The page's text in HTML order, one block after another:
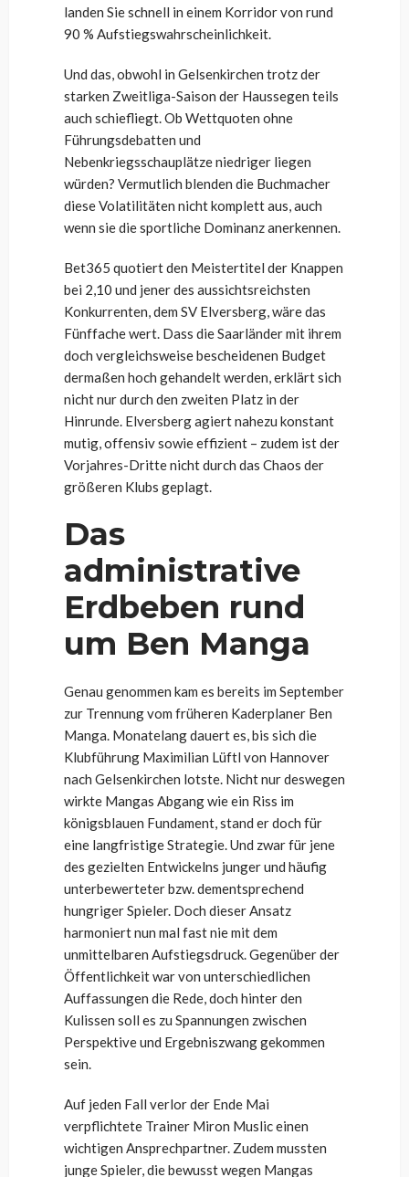
landen Sie schnell in einem Korridor von rund
90 % Aufstiegswahrscheinlichkeit.
Und das, obwohl in Gelsenkirchen trotz der
starken Zweitliga-Saison der Haussegen teils
auch schiefliegt. Ob Wettquoten ohne
Führungsdebatten und
Nebenkriegsschauplätze niedriger liegen
würden? Vermutlich blenden die Buchmacher
diese Volatilitäten nicht komplett aus, auch
wenn sie die sportliche Dominanz anerkennen.
Bet365 quotiert den Meistertitel der Knappen
bei 2,10 und jener des aussichtsreichsten
Konkurrenten, dem SV Elversberg, wäre das
Fünffache wert. Dass die Saarländer mit ihrem
doch vergleichsweise bescheidenen Budget
dermaßen hoch gehandelt werden, erklärt sich
nicht nur durch den zweiten Platz in der
Hinrunde. Elversberg agiert nahezu konstant
mutig, offensiv sowie effizient – zudem ist der
Vorjahres-Dritte nicht durch das Chaos der
größeren Klubs geplagt.
Das
administrative
Erdbeben rund
um Ben Manga
Genau genommen kam es bereits im September
zur Trennung vom früheren Kaderplaner Ben
Manga. Monatelang dauert es, bis sich die
Klubführung Maximilian Lüftl von Hannover
nach Gelsenkirchen lotste. Nicht nur deswegen
wirkte Mangas Abgang wie ein Riss im
königsblauen Fundament, stand er doch für
eine langfristige Strategie. Und zwar für jene
des gezielten Entwickelns junger und häufig
unterbewerteter bzw. dementsprechend
hungriger Spieler. Doch dieser Ansatz
harmoniert nun mal fast nie mit dem
unmittelbaren Aufstiegsdruck. Gegenüber der
Öffentlichkeit war von unterschiedlichen
Auffassungen die Rede, doch hinter den
Kulissen soll es zu Spannungen zwischen
Perspektive und Ergebniszwang gekommen
sein.
Auf jeden Fall verlor der Ende Mai
verpflichtete Trainer Miron Muslic einen
wichtigen Ansprechpartner. Zudem mussten
junge Spieler, die bewusst wegen Mangas